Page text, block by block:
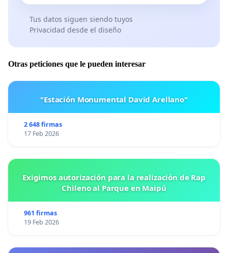
Tus datos siguen siendo tuyos
Privacidad desde el diseño
Otras peticiones que le pueden interesar
"Estación Monumental David Arellano"
2 648 firmas
17 Feb 2026
Exigimos autorización para la realización de Rap
Chileno al Parque en Maipú
961 firmas
19 Feb 2026